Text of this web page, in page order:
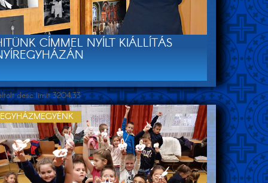
CÍMMEL NYÍLT KIÁLLÍTÁS
desc limit 3204,33
EGYHÁZMEGYÉNK